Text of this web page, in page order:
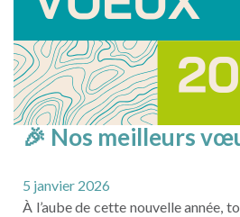
🎉 Nos meilleurs
5 janvier 2026
À l’aube de cette nouvelle année,